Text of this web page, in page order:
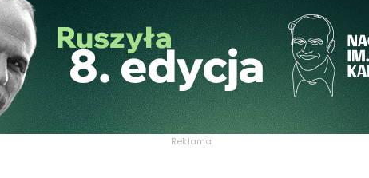
Reklama